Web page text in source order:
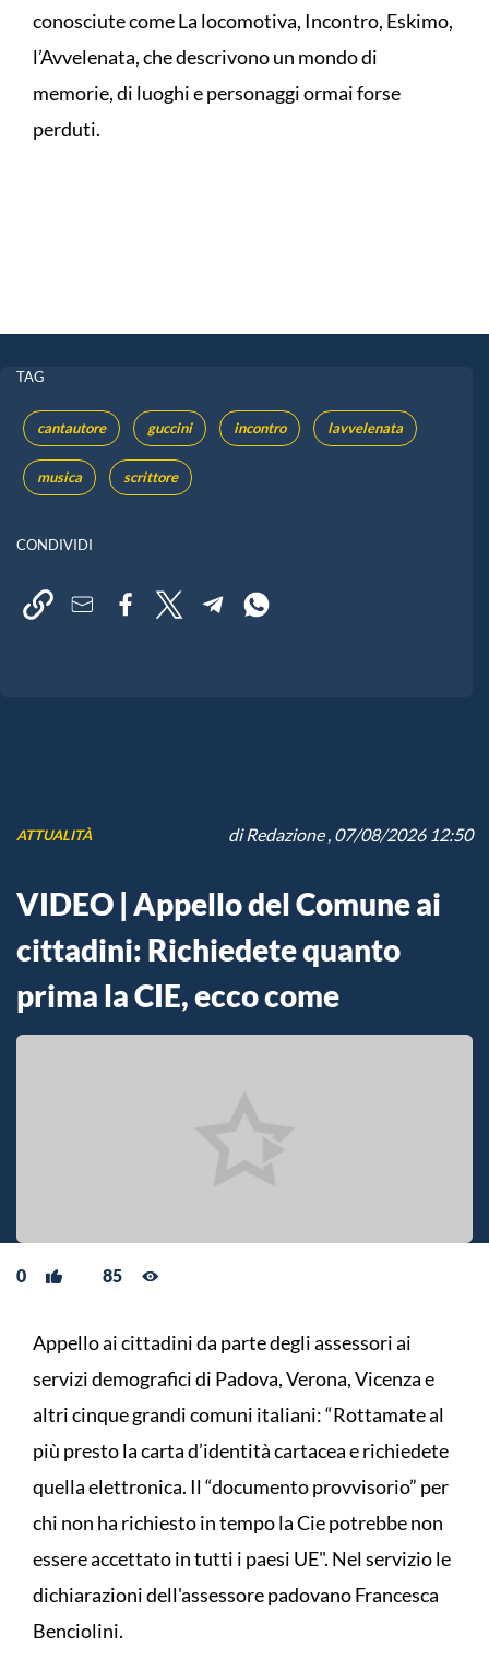
conosciute come La locomotiva, Incontro, Eskimo,
l’Avvelenata, che descrivono un mondo di
memorie, di luoghi e personaggi ormai forse
perduti.
TAG
cantautore guccini incontro lavvelenata
musica scrittore
CONDIVIDI
ATTUALITÀ diRedazione, 07/08/2026 12:50
VIDEO | Appello del Comune ai
cittadini: Richiedete quanto
prima la CIE, ecco come
0 85
Appello ai cittadini da parte degli assessori ai
servizi demografici di Padova, Verona, Vicenza e
altri cinque grandi comuni italiani: “Rottamate al
più presto la carta d’identità cartacea e richiedete
quella elettronica. Il “documento provvisorio” per
chi non ha richiesto in tempo la Cie potrebbe non
essere accettato in tutti i paesi UE". Nel servizio le
dichiarazioni dell'assessore padovano Francesca
Benciolini.